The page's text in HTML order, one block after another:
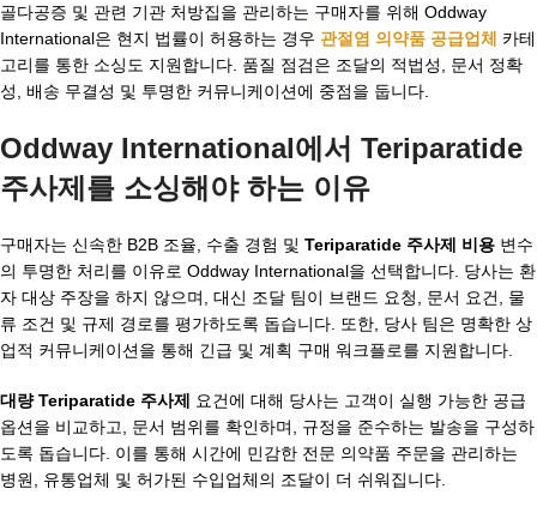
골다공증 및 관련 기관 처방집을 관리하는 구매자를 위해 Oddway
International은 현지 법률이 허용하는 경우 관절염 의약품 공급업체 카테
고리를 통한 소싱도 지원합니다. 품질 점검은 조달의 적법성, 문서 정확
성, 배송 무결성 및 투명한 커뮤니케이션에 중점을 둡니다.
Oddway International에서 Teriparatide
주사제를 소싱해야 하는 이유
구매자는 신속한 B2B 조율, 수출 경험 및 Teriparatide 주사제 비용 변수
의 투명한 처리를 이유로 Oddway International을 선택합니다. 당사는 환
자 대상 주장을 하지 않으며, 대신 조달 팀이 브랜드 요청, 문서 요건, 물
류 조건 및 규제 경로를 평가하도록 돕습니다. 또한, 당사 팀은 명확한 상
업적 커뮤니케이션을 통해 긴급 및 계획 구매 워크플로를 지원합니다.
대량 Teriparatide 주사제
요건에 대해 당사는 고객이 실행 가능한 공급
옵션을 비교하고, 문서 범위를 확인하며, 규정을 준수하는 발송을 구성하
도록 돕습니다. 이를 통해 시간에 민감한 전문 의약품 주문을 관리하는
병원, 유통업체 및 허가된 수입업체의 조달이 더 쉬워집니다.